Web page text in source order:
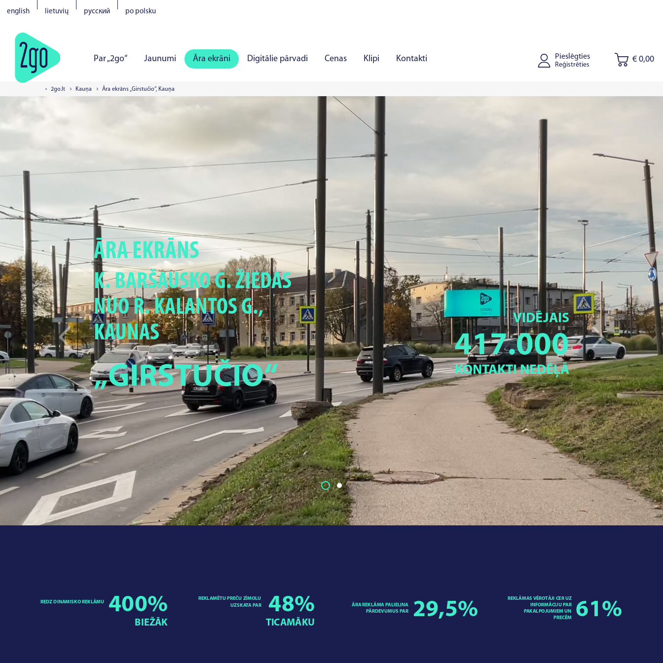
english lietuvių русский po polsku
Par „2go“ Jaunumi Āra ekrāni Digitālie pārvadi Cenas Klipi Kontakti Pieslēgties
Reģistrēties
€ 0,00
Viļņa Kauņa Klaipēda
2go.lt Kauņa Āra ekrāns „Girstučio“, Kauņa
ĀRA EKRĀNS
K. BARŠAUSKO G. ŽIEDAS
NUO R. KALANTOS G.,
KAUNAS
„GIRSTUČIO“
VIDĒJAIS
417.000
KONTAKTI NEDĒĻĀ
REDZ DINAMISKO REKLĀMU 400%
BIEŽĀK
REKLAMĒTU PREČU ZĪMOLU
UZSKATA PAR 48%
TICAMĀKU
ĀRA REKLĀMA PALIELINA
PĀRDEVUMUS PAR
29,5%
REKLĀMAS VĒROTĀJI CER UZ
INFORMĀCIJU PAR
PAKALPOJUMIEM UN
PRECĒM 61%